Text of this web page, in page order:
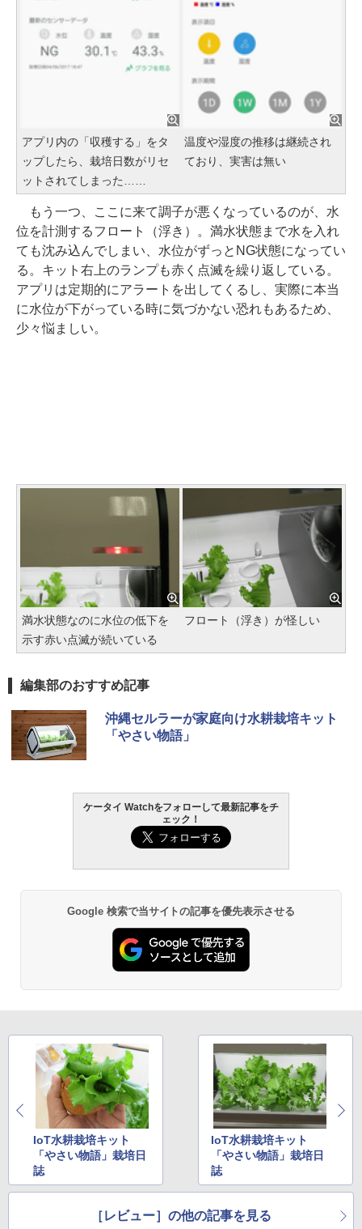
アプリ内の「収穫する」をタ
ップしたら、栽培日数がリセ
ットされてしまった……
温度や湿度の推移は継続され
ており、実害は無い
もう一つ、ここに来て調子が悪くなっているのが、水
位を計測するフロート（浮き）。満水状態まで水を入れ
ても沈み込んでしまい、水位がずっとNG状態になってい
る。キット右上のランプも赤く点滅を繰り返している。
アプリは定期的にアラートを出してくるし、実際に本当
に水位が下がっている時に気づかない恐れもあるため、
少々悩ましい。
満水状態なのに水位の低下を
示す赤い点滅が続いている
フロート（浮き）が怪しい
編集部のおすすめ記事
沖縄セルラーが家庭向け水耕栽培キット
「やさい物語」
ケータイ Watchをフォローして最新記事をチ
ェック！
Google 検索で当サイトの記事を優先表示させる
IoT水耕栽培キット
「やさい物語」栽培日
誌
IoT水耕栽培キット
「やさい物語」栽培日
誌
［レビュー］の他の記事を見る